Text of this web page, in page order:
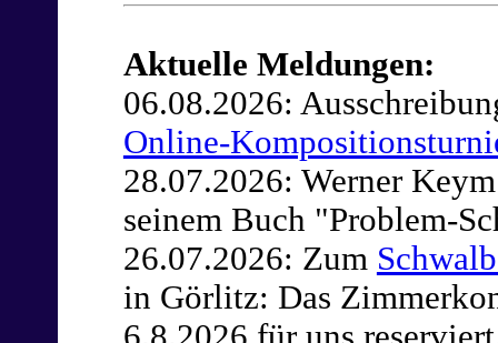
Aktuelle Meldungen:
06.08.2026:
Online-
28.07.2026: Werner
seinem Buch "Problem-
26.07.2026: Zum
in Görlitz: Das